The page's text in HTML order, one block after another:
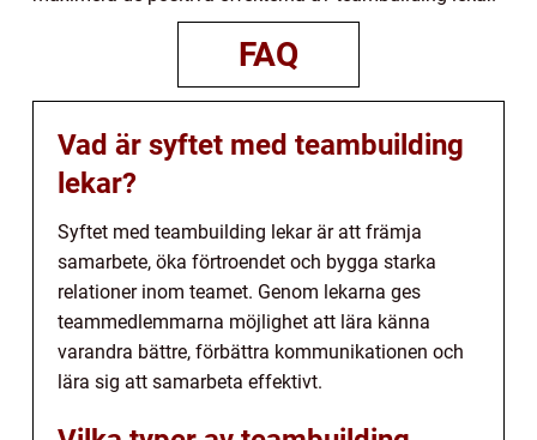
FAQ
Vad är syftet med teambuilding
lekar?
Syftet med teambuilding lekar är att främja
samarbete, öka förtroendet och bygga starka
relationer inom teamet. Genom lekarna ges
teammedlemmarna möjlighet att lära känna
varandra bättre, förbättra kommunikationen och
lära sig att samarbeta effektivt.